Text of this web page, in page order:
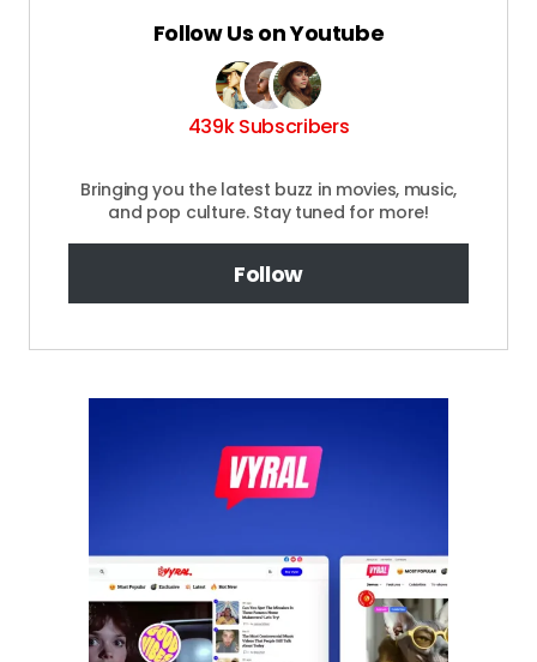
Follow Us on Youtube
439k Subscribers
Bringing you the latest buzz in movies, music,
and pop culture. Stay tuned for more!
Follow